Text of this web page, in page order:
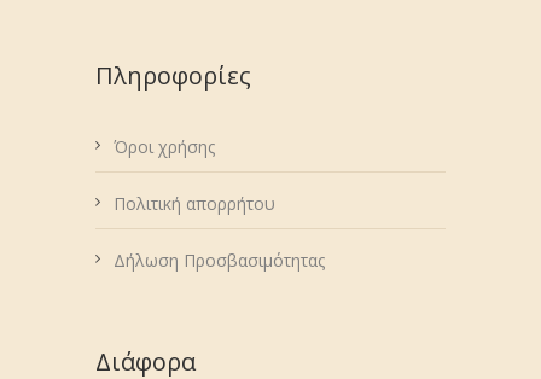
Πληροφορίες
Όροι χρήσης
Πολιτική απορρήτου
Δήλωση Προσβασιμότητας
Διάφορα